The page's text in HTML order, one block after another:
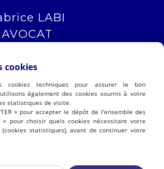
LABI
AVOCAT
MARSEILLE
LOCALISER
EXPERTISES
cookies
cookies techniques pour assurer le bon
également des cookies soumis à votre
statistiques de visite.
» pour accepter le dépôt de l'ensemble des
» pour choisir quels cookies nécessitant votre
statistiques), avant de continuer votre